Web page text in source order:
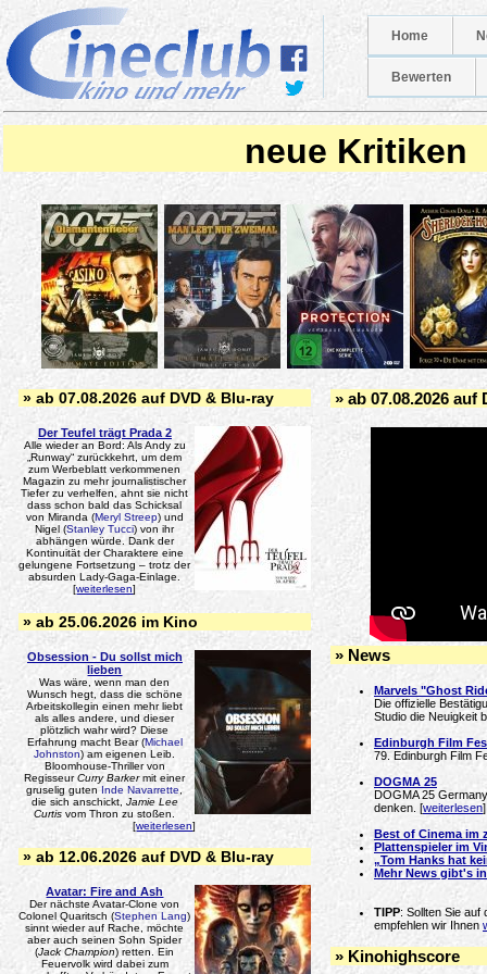
Home
Bewerten
neue Kritiken
» ab 07.08.2026 auf DVD & Blu-ray
Der Teufel trägt Prada 2
Alle wieder an Bord: Als Andy zu
„Runway“ zurückkehrt, um dem
zum Werbeblatt verkommenen
Magazin zu mehr journalistischer
Tiefer zu verhelfen, ahnt sie nicht
dass schon bald das Schicksal
von Miranda (Meryl Streep) und
Nigel (Stanley Tucci) von ihr
abhängen würde. Dank der
Kontinuität der Charaktere eine
gelungene Fortsetzung – trotz der
absurden Lady-Gaga-Einlage.
[weiterlesen]
» ab 25.06.2026 im Kino
Obsession - Du sollst mich
lieben
Was wäre, wenn man den
Wunsch hegt, dass die schöne
Arbeitskollegin einen mehr liebt
als alles andere, und dieser
plötzlich wahr wird? Diese
Erfahrung macht Bear (Michael
Johnston) am eigenen Leib.
Bloomhouse-Thriller von
RegisseurCurry Barkermit einer
gruselig guten Inde Navarrette ,
die sich anschickt, Jamie Lee
Curtis vom Thron zu stoßen.
[weiterlesen]
» ab 12.06.2026 auf DVD & Blu-ray
Avatar: Fire and Ash
Der nächste Avatar-Clone von
Colonel Quaritsch (Stephen Lang)
sinnt wieder auf Rache, möchte
aber auch seinen Sohn Spider
(Jack Champion) retten. Ein
Feuervolk wird dabei zum
» ab 07.08.2026
» News
Marvels "Ghost
Die offizielle
Studio die Neuigkeit
Edinburgh Film
79. Edinburgh Film
DOGMA 25
DOGMA 25
denken. [weiterlesen]
Best of Cinema im
Plattenspieler im
„Tom Hanks hat
Mehr News gibt's
TIPP: Sollten Sie auf
empfehlen wir Ihnen
» Kinohighscore